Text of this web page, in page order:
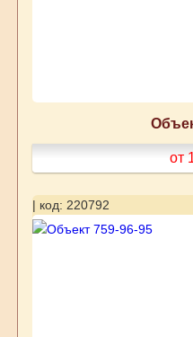
от
| код: 220792